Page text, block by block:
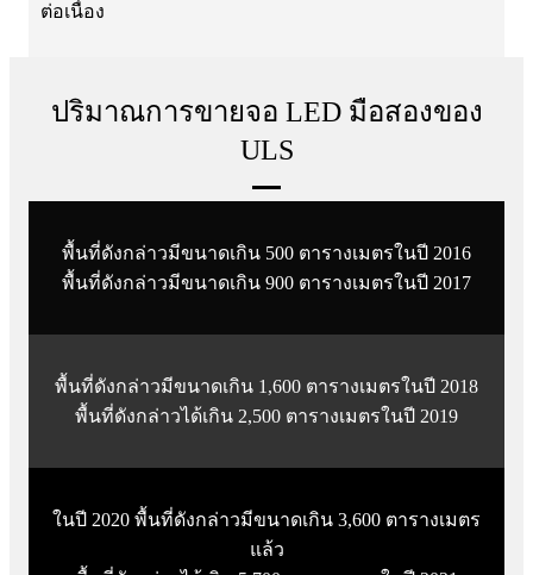
ต่อเนื่อง
ปริมาณการขายจอ LED มือสองของ
ULS
พื้นที่ดังกล่าวมีขนาดเกิน 500 ตารางเมตรในปี 2016
พื้นที่ดังกล่าวมีขนาดเกิน 900 ตารางเมตรในปี 2017
พื้นที่ดังกล่าวมีขนาดเกิน 1,600 ตารางเมตรในปี 2018
พื้นที่ดังกล่าวได้เกิน 2,500 ตารางเมตรในปี 2019
ในปี 2020 พื้นที่ดังกล่าวมีขนาดเกิน 3,600 ตารางเมตร
แล้ว